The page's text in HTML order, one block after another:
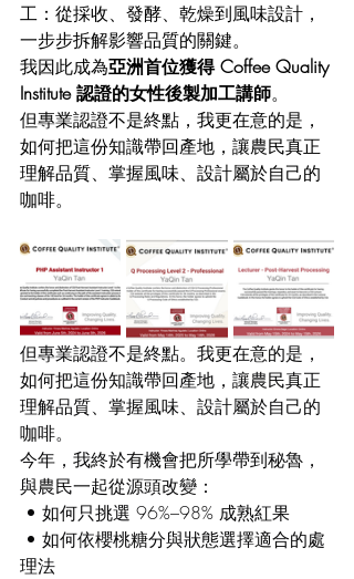
工：從採收、發酵、乾燥到風味設計，
一步步拆解影響品質的關鍵。
我因此成為亞洲首位獲得 Coffee Quality
Institute 認證的女性後製加工講師。
但專業認證不是終點，我更在意的是，
如何把這份知識帶回產地，讓農民真正
理解品質、掌握風味、設計屬於自己的
咖啡。
但專業認證不是終點。我更在意的是，
如何把這份知識帶回產地，讓農民真正
理解品質、掌握風味、設計屬於自己的
咖啡。
今年，我終於有機會把所學帶到秘魯，
與農民一起從源頭改變：
• 如何只挑選 96%–98% 成熟紅果
• 如何依櫻桃糖分與狀態選擇適合的處
理法